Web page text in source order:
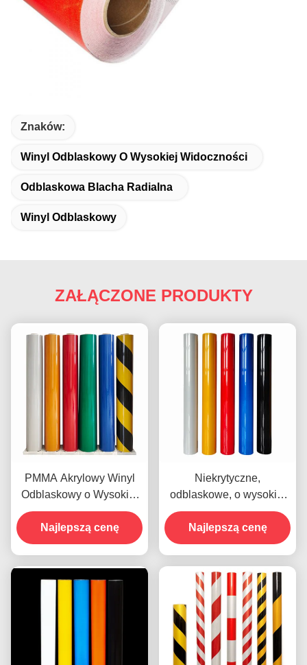
Znaków:
Winyl Odblaskowy O Wysokiej Widoczności
Odblaskowa Blacha Radialna
Winyl Odblaskowy
ZAŁĄCZONE PRODUKTY
PMMA Akrylowy Winyl
Odblaskowy o Wysokiej
Intensywności Do
Znaków Ulicznych
Wysoka Jasność
Najlepszą cenę
Niekrytyczne,
odblaskowe, o wysokiej
temperaturze, folia
winylowa inżynierska
OEM
Najlepszą cenę